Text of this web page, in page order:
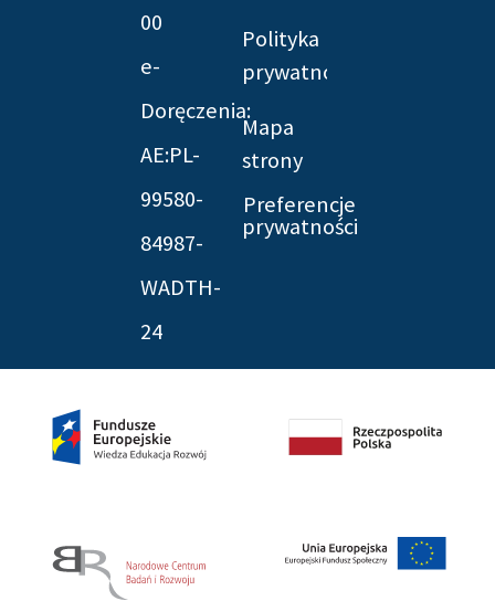
00
e-
Doręczenia:
AE:PL-
99580-
84987-
WADTH-
24
Polityka
prywatności
Mapa
strony
Preferencje
prywatności